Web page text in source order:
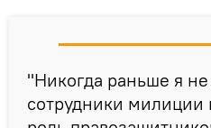
"Никогда раньше я
сотрудники милиции